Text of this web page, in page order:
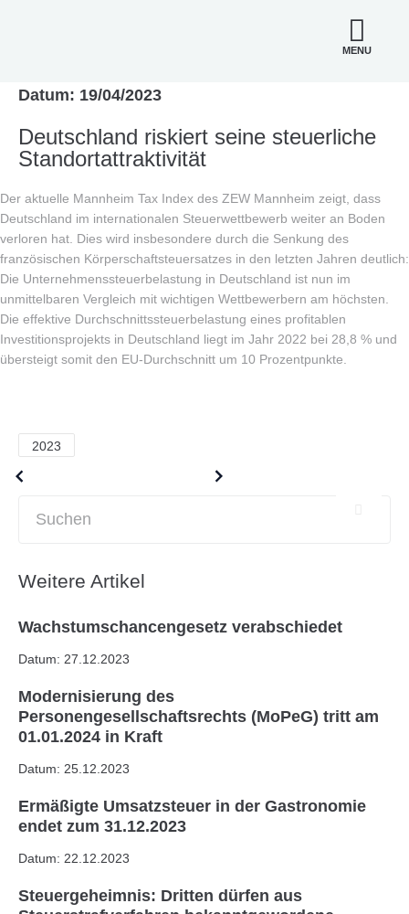
MENU
Datum: 19/04/2023
Deutschland riskiert seine steuerliche
Standortattraktivität
Der aktuelle Mannheim Tax Index des ZEW Mannheim zeigt, dass
Deutschland im internationalen Steuerwettbewerb weiter an Boden
verloren hat. Dies wird insbesondere durch die Senkung des
französischen Körperschaftsteuersatzes in den letzten Jahren deutlich:
Die Unternehmenssteuerbelastung in Deutschland ist nun im
unmittelbaren Vergleich mit wichtigen Wettbewerbern am höchsten.
Die effektive Durchschnittssteuerbelastung eines profitablen
Investitionsprojekts in Deutschland liegt im Jahr 2022 bei 28,8 % und
übersteigt somit den EU-Durchschnitt um 10 Prozentpunkte.
2023
Weitere Artikel
Wachstumschancengesetz verabschiedet
Datum: 27.12.2023
Modernisierung des
Personengesellschaftsrechts (MoPeG) tritt am
01.01.2024 in Kraft
Datum: 25.12.2023
Ermäßigte Umsatzsteuer in der Gastronomie
endet zum 31.12.2023
Datum: 22.12.2023
Steuergeheimnis: Dritten dürfen aus